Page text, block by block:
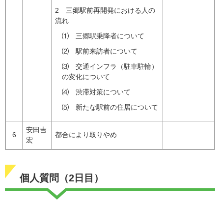
2 三郷駅前再開発における人の
流れ
⑴ 三郷駅乗降者について
⑵ 駅前来訪者について
⑶ 交通インフラ（駐車駐輪）
の変化について
⑷ 渋滞対策について
⑸ 新たな駅前の住居について
6
安田吉
宏
都合により取りやめ
個人質問（2日目）